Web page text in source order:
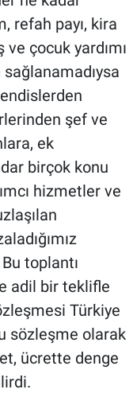
refah payı, kira
çocuk yardımı
şef ve
ek
birçok konu
hizmetler ve
toplantı
adil bir teklifle
Türkiye
sözleşme olarak
ücrette denge